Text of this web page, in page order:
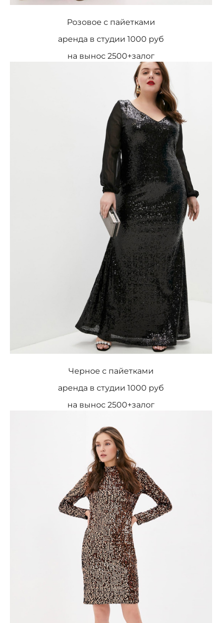
Розовое с пайетками
аренда в студии 1000 руб
на вынос 2500+залог
Черное с пайетками
аренда в студии 1000 руб
на вынос 2500+залог